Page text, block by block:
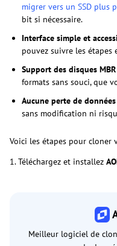
migrer vers un SSD plus
bit si nécessaire.
Interface simple et
pouvez suivre les étapes
Support des disques
formats sans souci, que
Aucune perte de données
sans modification ni
Voici les étapes pour cloner
1. Téléchargez et installez
Meilleur logiciel de